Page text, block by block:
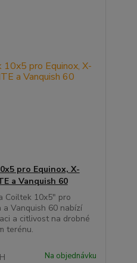
pro Equinox, X-
a Vanquish 60
Coiltek 10x5" pro
a Vanquish 60 nabízí
a citlivost na drobné
terénu.
Na objednávku